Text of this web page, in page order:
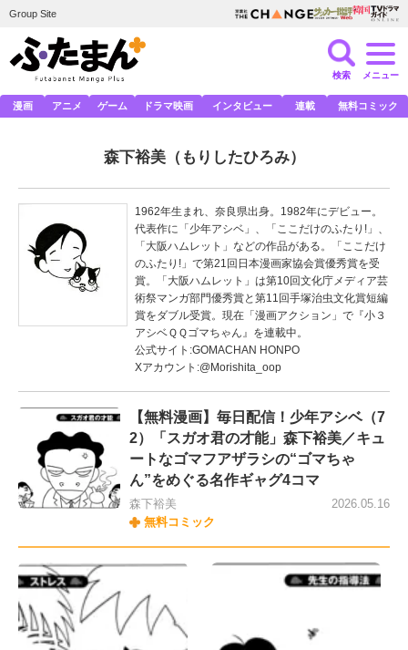
Group Site
検索 メニュー
漫画 アニメ ゲーム ドラマ映画 インタビュー 連載 無料コミック
森下裕美（もりしたひろみ）
1962年生まれ、奈良県出身。1982年にデビュー。
代表作に「少年アシベ」、「ここだけのふたり!」、
「大阪ハムレット」などの作品がある。「ここだけ
のふたり!」で第21回日本漫画家協会賞優秀賞を受
賞。「大阪ハムレット」は第10回文化庁メディア芸
術祭マンガ部門優秀賞と第11回手塚治虫文化賞短編
賞をダブル受賞。現在「漫画アクション」で『小３
アシベＱＱゴマちゃん』を連載中。
公式サイト:GOMACHAN HONPO
Xアカウント:@Morishita_oop
【無料漫画】毎日配信！少年アシベ（7
2）「スガオ君の才能」森下裕美／キュ
ートなゴマフアザラシの“ゴマちゃ
ん”をめぐる名作ギャグ4コマ
森下裕美
無料コミック
2026.05.16